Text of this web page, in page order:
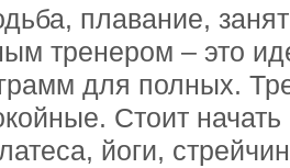
плавание,
тренером – это
для полных.
Стоит начать
йоги,